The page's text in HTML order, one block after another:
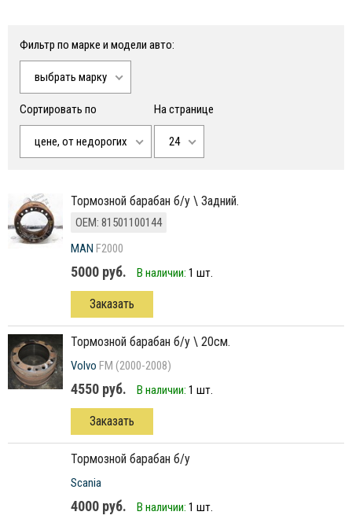
Фильтр по марке и модели авто:
выбрать марку
Сортировать по
цене, от недорогих
На странице
24
тормозной барабан б/у \ Задний.
ОЕМ: 81501100144
MAN F2000
5000 руб. В наличии: 1 шт.
Заказать
тормозной барабан б/у \ 20см.
Volvo FM (2000-2008)
4550 руб. В наличии: 1 шт.
Заказать
тормозной барабан б/у
Scania
4000 руб. В наличии: 1 шт.